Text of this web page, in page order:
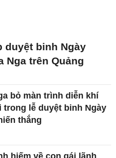
duyệt binh Ngày
Nga trên Quảng
bỏ màn trình diễn khí
trong lễ duyệt binh Ngày
thắng
hiếm về con gái lãnh